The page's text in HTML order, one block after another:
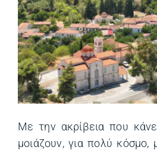
Με την ακρίβεια που
μοιάζουν, για πολύ κόσμο,